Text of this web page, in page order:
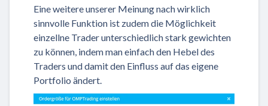
Eine weitere unserer Meinung nach wirklich
sinnvolle Funktion ist zudem die Möglichkeit
einzellne Trader unterschiedlich stark gewichten
zu können, indem man einfach den Hebel des
Traders und damit den Einfluss auf das eigene
Portfolio ändert.